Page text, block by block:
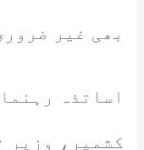
بھی غیر
اساتذہ
کشمیر، وزیر